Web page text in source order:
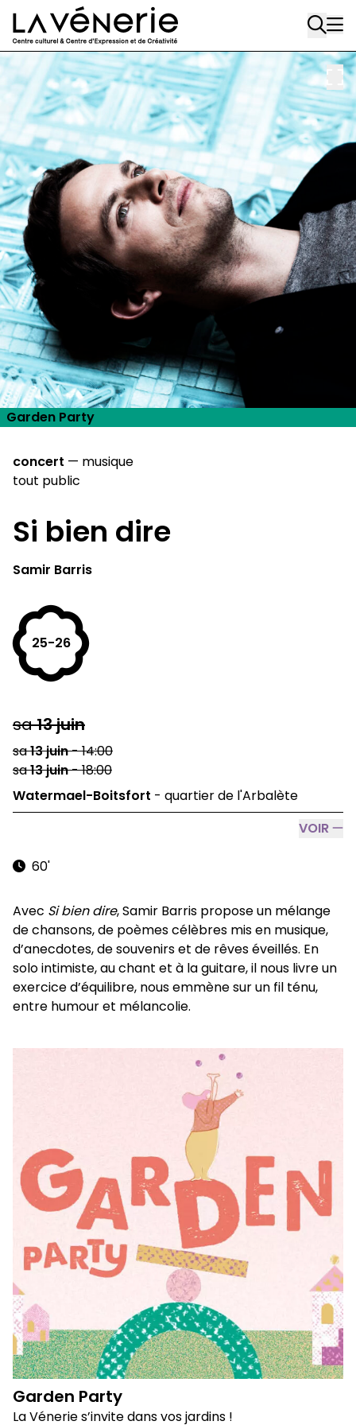
Aller au contenu principal
Garden Party
concert — musique
tout public
Si bien dire
Samir Barris
25-26
sa13juin
sa13juin-14:00
sa13juin-18:00
Watermael-Boitsfort - quartier de l'Arbalète
VOIR
60'
Avec Si bien dire, Samir Barris propose un mélange
de chansons, de poèmes célèbres mis en musique,
d’anecdotes, de souvenirs et de rêves éveillés. En
solo intimiste, au chant et à la guitare, il nous livre un
exercice d’équilibre, nous emmène sur un fil ténu,
entre humour et mélancolie.
Garden Party
La Vénerie s’invite dans vos jardins !